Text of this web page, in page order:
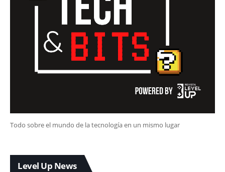
Todo sobre el mundo de la tecnología en un mismo lugar
Level Up News